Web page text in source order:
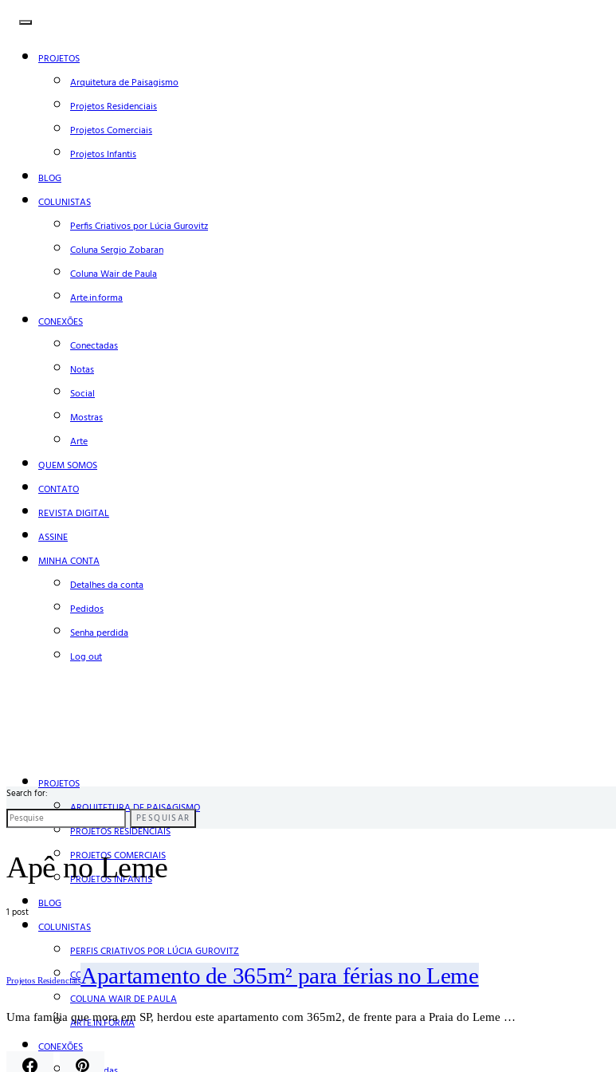
PROJETOS
Arquitetura de Paisagismo
Projetos Residenciais
Projetos Comerciais
Projetos Infantis
BLOG
COLUNISTAS
Perfis Criativos por Lúcia Gurovitz
Coluna Sergio Zobaran
Coluna Wair de Paula
Arte.in.forma
CONEXÕES
Conectadas
Notas
Social
Mostras
Arte
QUEM SOMOS
CONTATO
REVISTA DIGITAL
ASSINE
MINHA CONTA
Detalhes da conta
Pedidos
Senha perdida
Log out
PROJETOS
ARQUITETURA DE PAISAGISMO
PROJETOS RESIDENCIAIS
PROJETOS COMERCIAIS
PROJETOS INFANTIS
BLOG
COLUNISTAS
PERFIS CRIATIVOS POR LÚCIA GUROVITZ
COLUNA SERGIO ZOBARAN
COLUNA WAIR DE PAULA
ARTE.IN.FORMA
CONEXÕES
Search for:
PESQUISAR
Apê no Leme
1 post
Projetos ResidenciaisApartamento de 365m² para férias no Leme
Uma família que mora em SP, herdou este apartamento com 365m2, de frente para a Praia do Leme …